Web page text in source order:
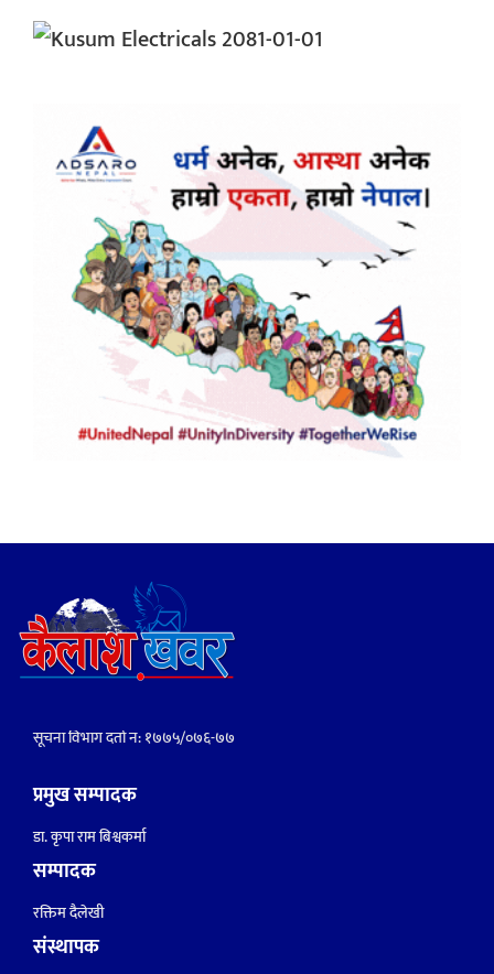
सूचना विभाग दर्ता नं: १७७५/०७६-७७
प्रमुख सम्पादक
डा. कृपा राम बिश्वकर्मा
सम्पादक
रक्तिम दैलेखी
संस्थापक